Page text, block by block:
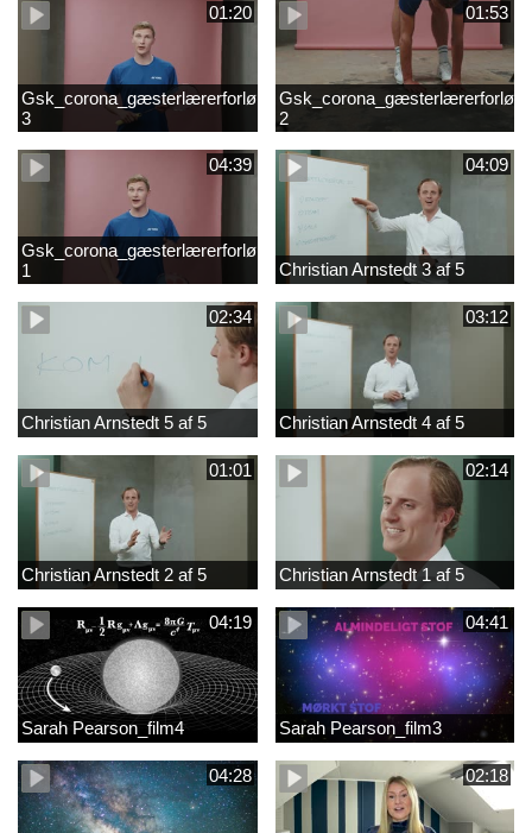
01:20
Gsk_corona_gæsterlærerforløb_Axelsen_del
3
01:53
2
04:39
Gsk_corona_gæsterlærerforløb_Axelsen_del
1
04:09
Christian Arnstedt 3 af 5
02:34
Christian Arnstedt 5 af 5
03:12
Christian Arnstedt 4 af 5
01:01
Christian Arnstedt 2 af 5
02:14
Christian Arnstedt 1 af 5
04:19
Sarah Pearson_film4
04:41
Sarah Pearson_film3
04:28 02:18